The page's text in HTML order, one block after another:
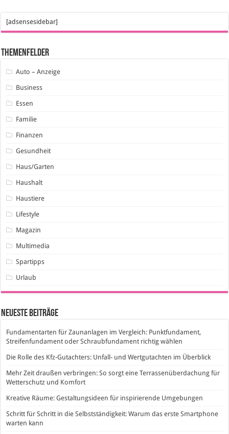
[adsensesidebar]
Themenfelder
Auto – Anzeige
Business
Essen
Familie
Finanzen
Gesundheit
Haus/Garten
Haushalt
Haustiere
Lifestyle
Magazin
Multimedia
Spartipps
Urlaub
Neueste Beiträge
Fundamentarten für Zaunanlagen im Vergleich: Punktfundament,
Streifenfundament oder Schraubfundament richtig wählen
Die Rolle des Kfz-Gutachters: Unfall- und Wertgutachten im Überblick
Mehr Zeit draußen verbringen: So sorgt eine Terrassenüberdachung für
Wetterschutz und Komfort
Kreative Räume: Gestaltungsideen für inspirierende Umgebungen
Schritt für Schritt in die Selbstständigkeit: Warum das erste Smartphone
warten kann